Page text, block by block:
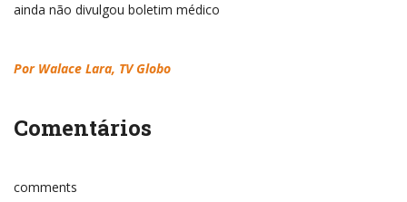
ainda não divulgou boletim médico
Por Walace Lara, TV Globo
Comentários
comments